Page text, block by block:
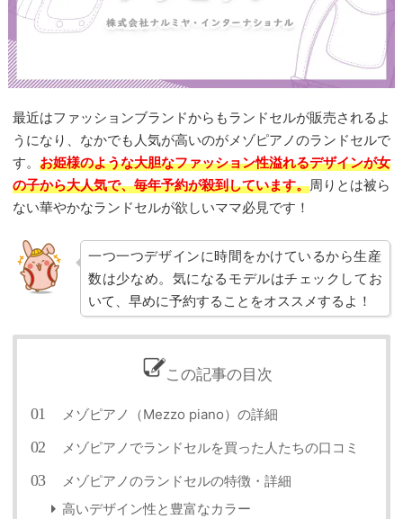
最近はファッションブランドからもランドセルが販売されるよ
うになり、なかでも人気が高いのがメゾピアノのランドセルで
す。 お姫様のような大胆なファッション性溢れるデザインが女
の子から大人気で、毎年予約が殺到しています。周りとは被ら
ない華やかなランドセルが欲しいママ必見です！
一つ一つデザインに時間をかけているから生産
数は少なめ。気になるモデルはチェックしてお
いて、早めに予約することをオススメするよ！
この記事の目次
メゾピアノ（Mezzo piano）の詳細
メゾピアノでランドセルを買った人たちの口コミ
メゾピアノのランドセルの特徴・詳細
高いデザイン性と豊富なカラー